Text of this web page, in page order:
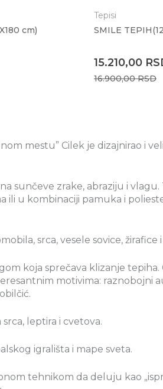
cm)
Tepisi
SMILE
15.210,00
16.900,00RSD
mestu” Cilek je dizajnirao i
sunčeve zrake, abraziju i vlagu.
ili u kombinaciji pamuka i
srca, vesele sovice, žirafice i
koja sprečava klizanje tepiha.
motivima: raznobojni
leptira i cvetova.
igrališta i mape sveta.
tehnikom da deluju kao